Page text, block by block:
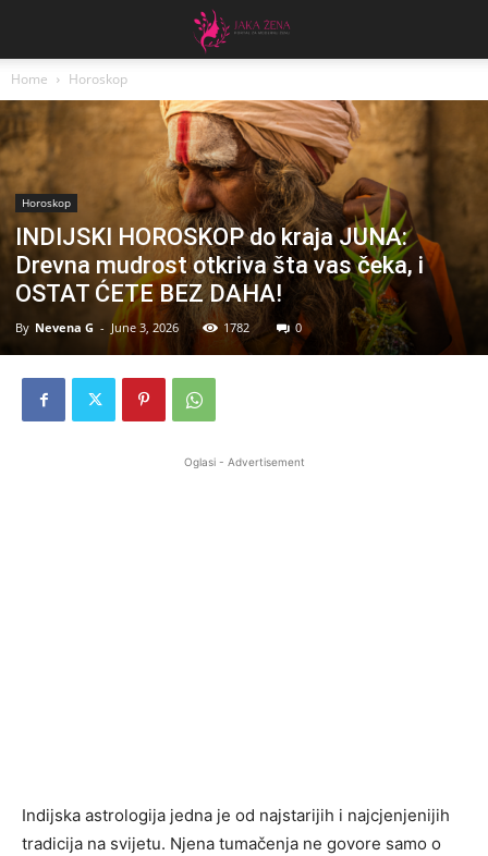
Home Horoskop
Horoskop
INDIJSKI HOROSKOP do kraja JUNA:
Drevna mudrost otkriva šta vas čeka, i
OSTAT ĆETE BEZ DAHA!
By Nevena G - June 3, 2026 1782 0
Oglasi - Advertisement
Indijska astrologija jedna je od najstarijih i najcjenjenijih
tradicija na svijetu. Njena tumačenja ne govore samo o